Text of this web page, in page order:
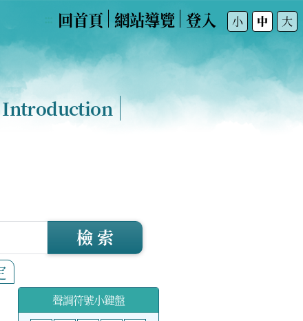
回首頁 網站導覽 登入 小 中 大
Introduction
檢 索
聲調符號小鍵盤